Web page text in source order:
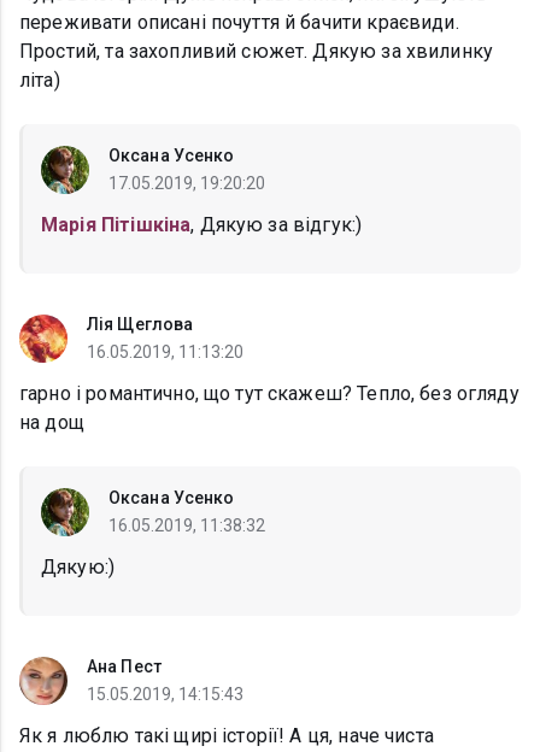
переживати описані почуття й бачити краєвиди.
Простий, та захопливий сюжет. Дякую за хвилинку
літа)
Оксана Усенко
17.05.2019, 19:20:20
Марія Пітішкіна, Дякую за відгук:)
Лія Щеглова
16.05.2019, 11:13:20
гарно і романтично, що тут скажеш? Тепло, без огляду
на дощ
Оксана Усенко
16.05.2019, 11:38:32
Дякую:)
Ана Пест
15.05.2019, 14:15:43
Як я люблю такі щирі історії! А ця, наче чиста